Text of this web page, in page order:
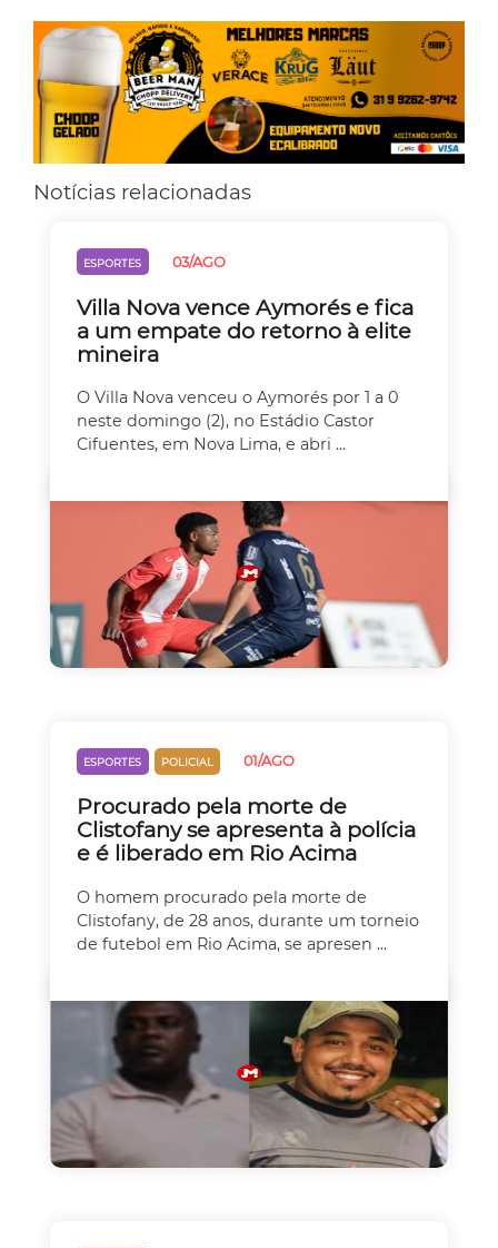
Notícias relacionadas
ESPORTES 03/AGO
Villa Nova vence Aymorés e fica
a um empate do retorno à elite
mineira
O Villa Nova venceu o Aymorés por 1 a 0
neste domingo (2), no Estádio Castor
Cifuentes, em Nova Lima, e abri ...
ESPORTES POLICIAL 01/AGO
Procurado pela morte de
Clistofany se apresenta à polícia
e é liberado em Rio Acima
O homem procurado pela morte de
Clistofany, de 28 anos, durante um torneio
de futebol em Rio Acima, se apresen ...